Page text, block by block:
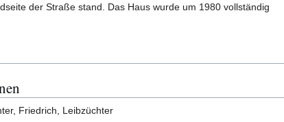
der Straße stand. Das Haus wurde um 1980 vollständig
Friedrich, Leibzüchter